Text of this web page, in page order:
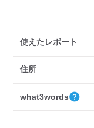
使えたレポート
住所
what3words